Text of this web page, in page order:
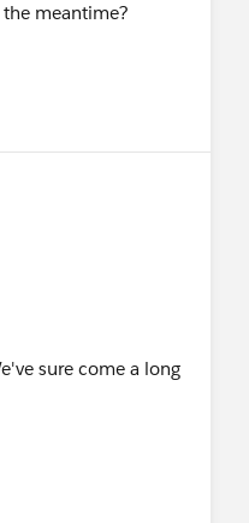
meantime?
sure come a long